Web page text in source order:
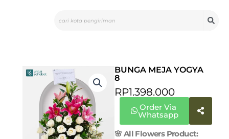
BUNGA MEJA YOGYA
8
RP1.398.000
Order Via
Whatsapp
🌸 All Flowers Product: